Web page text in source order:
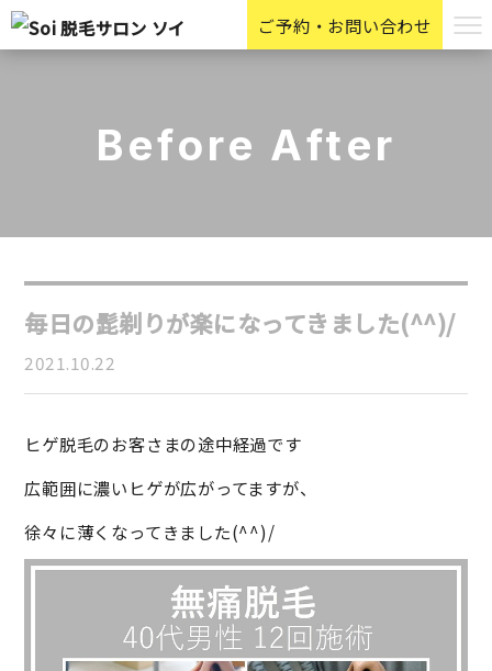
ご予約・お問い合わせ
Before After
毎日の髭剃りが楽になってきました(^^)/
2021.10.22
ヒゲ脱毛のお客さまの途中経過です
広範囲に濃いヒゲが広がってますが、
徐々に薄くなってきました(^^)/